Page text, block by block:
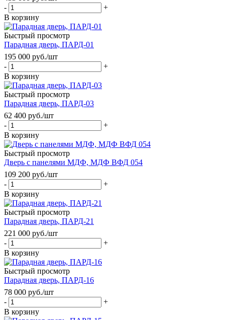
-
+
В корзину
Быстрый просмотр
Парадная дверь, ПАРД-01
195 000 руб./шт
-
+
В корзину
Быстрый просмотр
Парадная дверь, ПАРД-03
62 400 руб./шт
-
+
В корзину
Быстрый просмотр
Дверь с панелями МДФ, МДФ ВФД 054
109 200 руб./шт
-
+
В корзину
Быстрый просмотр
Парадная дверь, ПАРД-21
221 000 руб./шт
-
+
В корзину
Быстрый просмотр
Парадная дверь, ПАРД-16
78 000 руб./шт
-
+
В корзину